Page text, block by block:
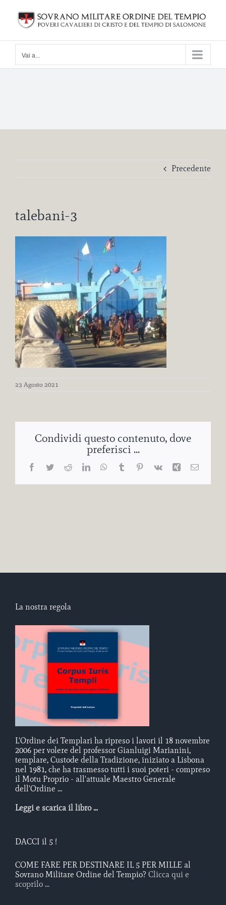
contenuto
Vai a...
Precedente
talebani-3
23 Agosto 2021
Condividi questo contenuto, dove
preferisci ...
Facebook
TwitterRedditLinkedInWhatsApp
TumblrPinterest
Vk Xing Email
La nostra regola
L'Ordine dei Templari ha ripreso i lavori il 18 novembre
2006 per volere del professor Gianluigi Marianini,
templare, Custode della Tradizione, iniziato a Lisbona
nel 1981, che ha trasmesso tutti i suoi poteri - compreso
il Motu Proprio - all'attuale Maestro Generale
dell'Ordine ...
Leggi e scarica il libro ...
DACCI il 5 !
COME FARE PER DESTINARE IL 5 PER MILLE al
Sovrano Militare Ordine del Tempio? Clicca qui e
scoprilo ...